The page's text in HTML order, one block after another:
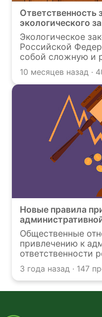
Ответственность
экологического
Экологическое
Российской
собой сложную и
систему норм,
окружающей
экологической
соблюдение
формальностью, а
требованием для
деятельность
воздействием на
этих норм влечет
ответственность
штрафов до
10 месяцев назад ·
Новые правила
Общественные
привлечению к
ответственности
об
(КоАП РФ).
Федеральный
внесении
3 года назад · 147